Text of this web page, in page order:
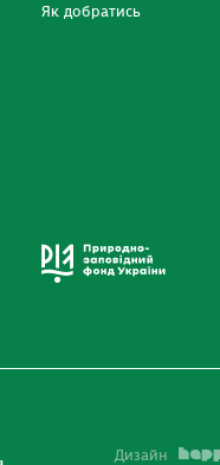
Як добратись
Дизайн